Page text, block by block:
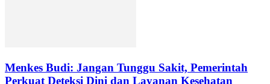
Menkes Budi: Jangan Tunggu Sakit, Pemerintah
Perkuat Deteksi Dini dan Layanan Kesehatan